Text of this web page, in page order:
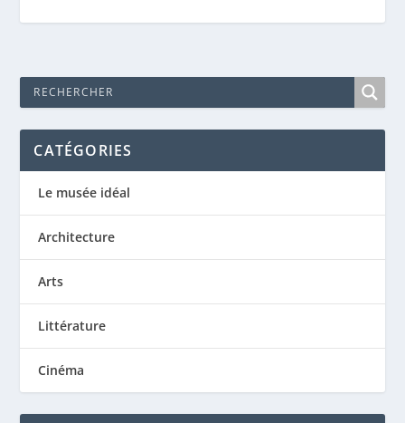
CATÉGORIES
Le musée idéal
Architecture
Arts
Littérature
Cinéma